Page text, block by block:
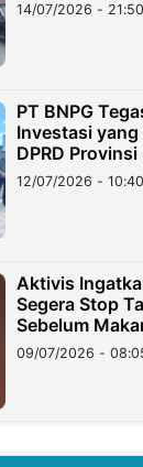
14/07/2026 - 21:50
PT BNPG
Investasi yang
DPRD
12/07/2026 - 10:40
Aktivis
Segera Stop
Sebelum
Longsor
09/07/2026 -